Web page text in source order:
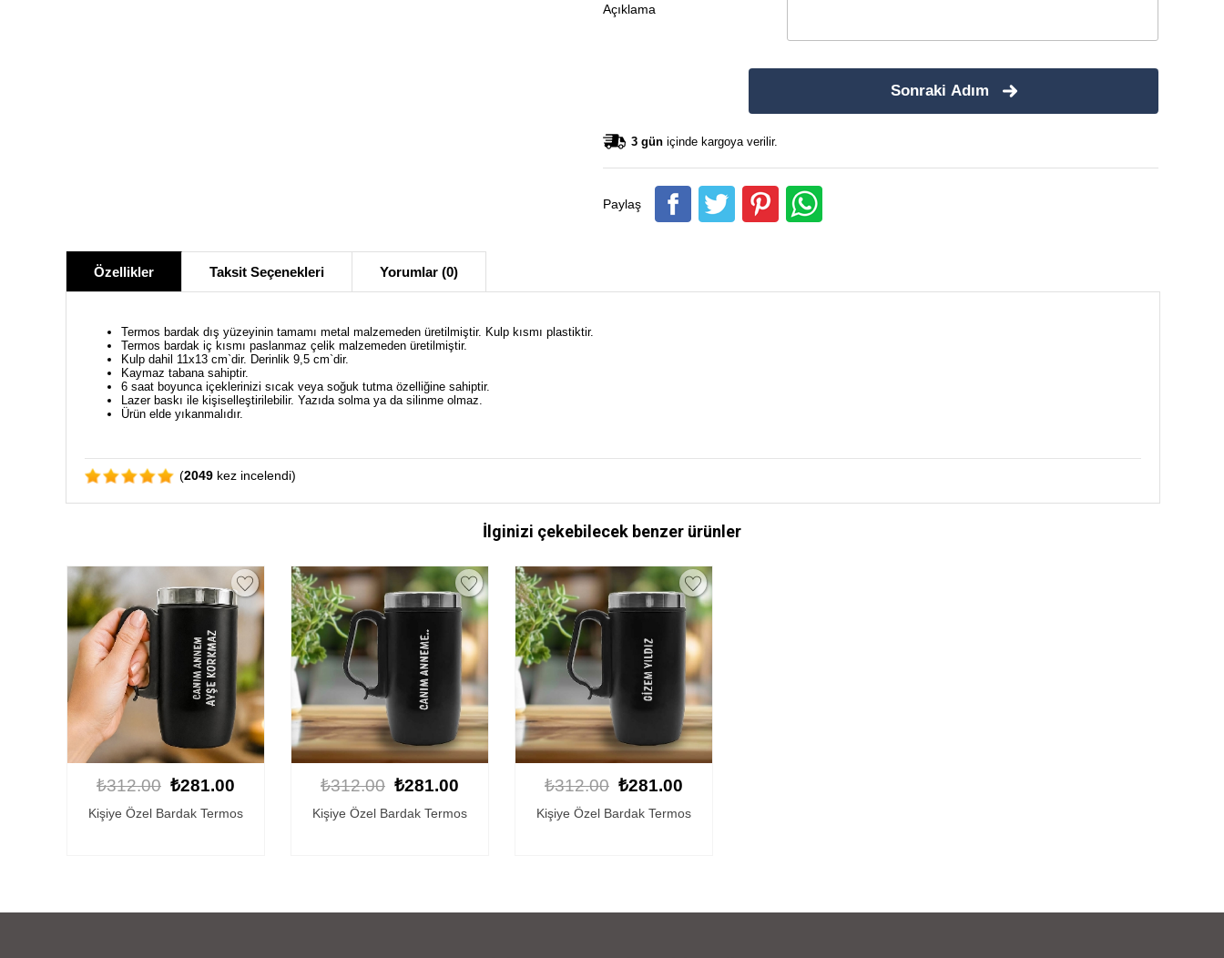
Açıklama
Sonraki Adım
3 gün içinde kargoya verilir.
Paylaş
Özellikler Taksit Seçenekleri Yorumlar (0)
Termos bardak dış yüzeyinin tamamı metal malzemeden üretilmiştir. Kulp kısmı plastiktir.
Termos bardak iç kısmı paslanmaz çelik malzemeden üretilmiştir.
Kulp dahil 11x13 cm`dir. Derinlik 9,5 cm`dir.
Kaymaz tabana sahiptir.
6 saat boyunca içeklerinizi sıcak veya soğuk tutma özelliğine sahiptir.
Lazer baskı ile kişiselleştirilebilir. Yazıda solma ya da silinme olmaz.
Ürün elde yıkanmalıdır.
(2049 kez incelendi)
İlginizi çekebilecek benzer ürünler
₺312.00 ₺281.00
Kişiye Özel Bardak Termos
₺312.00 ₺281.00
Kişiye Özel Bardak Termos
₺312.00 ₺281.00
Kişiye Özel Bardak Termos